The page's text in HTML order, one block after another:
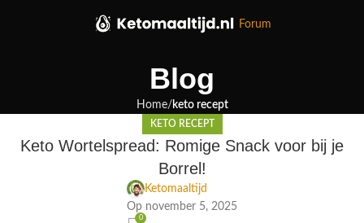
Forum
Blog
Home keto recept
KETO RECEPT
Keto Wortelspread: Romige Snack voor bij je
Borrel!
Ketomaaltijd
Op november 5, 2025
0